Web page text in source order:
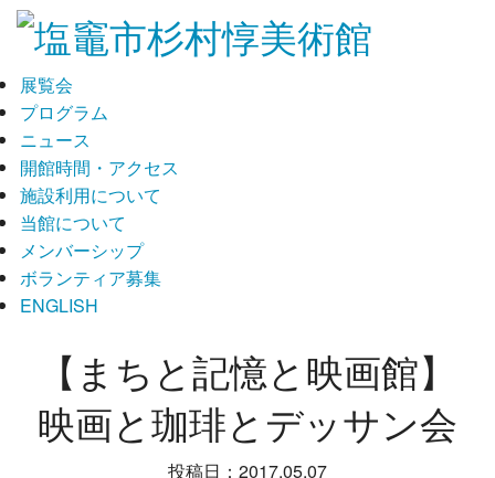
展覧会
プログラム
ニュース
開館時間・アクセス
施設利用について
当館について
メンバーシップ
ボランティア募集
ENGLISH
【まちと記憶と映画館】
映画と珈琲とデッサン会
投稿日：2017.05.07